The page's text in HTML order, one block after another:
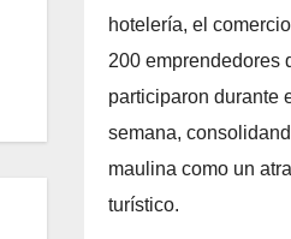
hotelería, el
200 emprendedores
participaron durante
semana,
maulina como un
turístico.